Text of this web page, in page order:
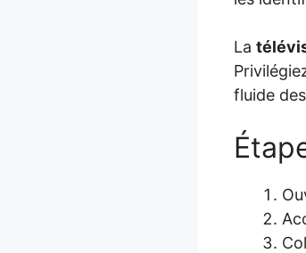
La
fluide des